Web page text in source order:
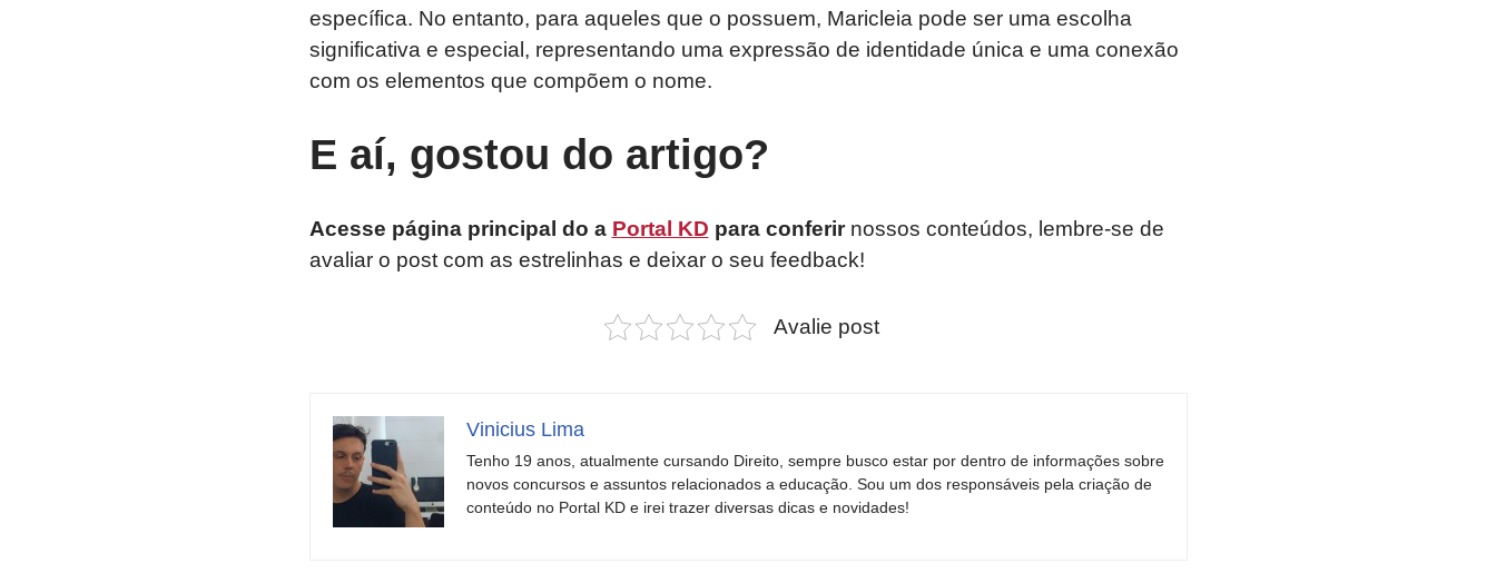
específica. No entanto, para aqueles que o possuem, Maricleia pode ser uma escolha
significativa e especial, representando uma expressão de identidade única e uma conexão
com os elementos que compõem o nome.
E aí, gostou do artigo?
Acesse página principal do a Portal KD para conferirnossos conteúdos, lembre-se de
avaliar o post com as estrelinhas e deixar o seu feedback!
Avalie post
Vinicius Lima
Tenho 19 anos, atualmente cursando Direito, sempre busco estar por dentro de informações sobre
novos concursos e assuntos relacionados a educação. Sou um dos responsáveis pela criação de
conteúdo no Portal KD e irei trazer diversas dicas e novidades!